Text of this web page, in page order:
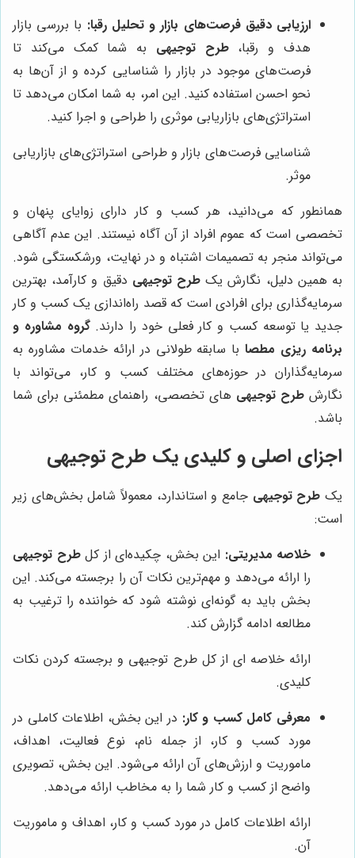
ارزیابی دقیق فرصت‌های بازار و تحلیل رقبا: با بررسی بازار
هدف و رقبا،طرح توجیهی به شما کمک می‌کند تا
فرصت‌های موجود در بازار را شناسایی کرده و از آن‌ها به
نحو احسن استفاده کنید. این امر، به شما امکان می‌دهد تا
استراتژی‌های بازاریابی موثری را طراحی و اجرا کنید.
شناسایی فرصت‌های بازار و طراحی استراتژی‌های بازاریابی
موثر.
همانطور که می‌دانید، هر کسب و کار دارای زوایای پنهان و
تخصصی است که عموم افراد از آن آگاه نیستند. این عدم آگاهی
می‌تواند منجر به تصمیمات اشتباه و در نهایت، ورشکستگی شود.
به همین دلیل، نگارش یک طرح توجیهی دقیق و کارآمد، بهترین
سرمایه‌گذاری برای افرادی است که قصد راه‌اندازی یک کسب و کار
جدید یا توسعه کسب و کار فعلی خود را دارند.گروه مشاوره و
برنامه ریزی مطصابا سابقه طولانی در ارائه خدمات مشاوره به
سرمایه‌گذاران در حوزه‌های مختلف کسب و کار، می‌تواند با
نگارشطرح توجیهی های تخصصی، راهنمای مطمئنی برای شما
باشد.
اجزای اصلی و کلیدی یک طرح توجیهی
یک طرح توجیهی جامع و استاندارد، معمولاً شامل بخش‌های زیر
است:
خلاصه مدیریتی: این بخش، چکیده‌ای از کلطرح توجیهی
را ارائه می‌دهد و مهم‌ترین نکات آن را برجسته می‌کند. این
بخش باید به گونه‌ای نوشته شود که خواننده را ترغیب به
مطالعه ادامه گزارش کند.
ارائه خلاصه ای از کل طرح توجیهی و برجسته کردن نکات
کلیدی.
معرفی کامل کسب و کار: در این بخش، اطلاعات کاملی در
مورد کسب و کار، از جمله نام، نوع فعالیت، اهداف،
ماموریت و ارزش‌های آن ارائه می‌شود. این بخش، تصویری
واضح از کسب و کار شما را به مخاطب ارائه می‌دهد.
ارائه اطلاعات کامل در مورد کسب و کار، اهداف و ماموریت
آن.